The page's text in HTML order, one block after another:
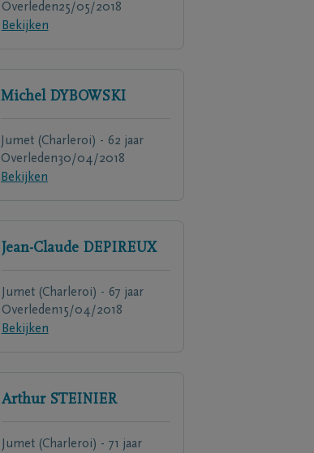
Overleden25/05/2018
Bekijken
Michel DYBOWSKI
Jumet (Charleroi) - 62 jaar
Overleden30/04/2018
Bekijken
Jean-Claude DEPIREUX
Jumet (Charleroi) - 67 jaar
Overleden15/04/2018
Bekijken
Arthur STEINIER
Jumet (Charleroi) - 71 jaar